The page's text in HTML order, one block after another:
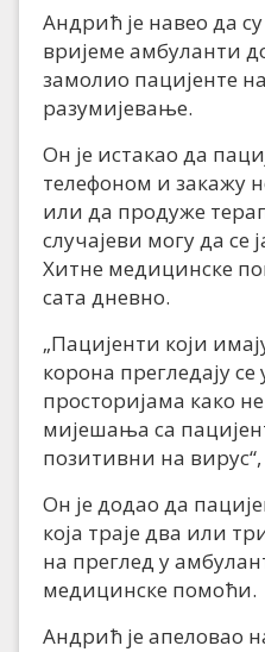
Андрић је навео да
вријеме амбуланти
замолио пацијенте
разумијевање.
Он је истакао да
телефоном и закажу
или да продуже
случајеви могу да се
Хитне медицинске
сата дневно.
„Пацијенти који
корона прегледају
просторијама како
мијешања са
позитивни на
Он је додао да
која траје два или
на преглед у
медицинске помоћи.
Андрић је апеловао